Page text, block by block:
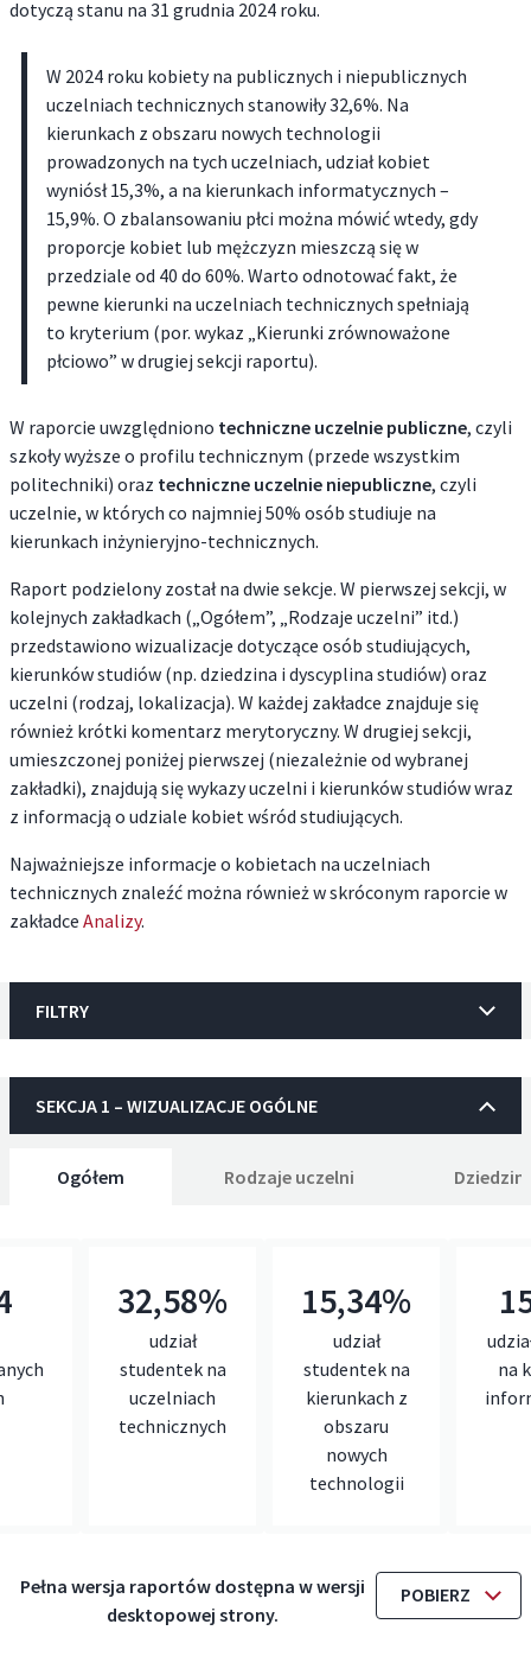
dotyczą stanu na 31 grudnia 2024 roku.
W 2024 roku kobiety na publicznych i niepublicznych
uczelniach technicznych stanowiły 32,6%. Na
kierunkach z obszaru nowych technologii
prowadzonych na tych uczelniach, udział kobiet
wyniósł 15,3%, a na kierunkach informatycznych –
15,9%. O zbalansowaniu płci można mówić wtedy, gdy
proporcje kobiet lub mężczyzn mieszczą się w
przedziale od 40 do 60%. Warto odnotować fakt, że
pewne kierunki na uczelniach technicznych spełniają
to kryterium (por. wykaz „Kierunki zrównoważone
płciowo” w drugiej sekcji raportu).
W raporcie uwzględniono techniczne uczelnie publiczne, czyli
szkoły wyższe o profilu technicznym (przede wszystkim
politechniki) oraz techniczne uczelnie niepubliczne, czyli
uczelnie, w których co najmniej 50% osób studiuje na
kierunkach inżynieryjno-technicznych.
Raport podzielony został na dwie sekcje. W pierwszej sekcji, w
kolejnych zakładkach („Ogółem”, „Rodzaje uczelni” itd.)
przedstawiono wizualizacje dotyczące osób studiujących,
kierunków studiów (np. dziedzina i dyscyplina studiów) oraz
uczelni (rodzaj, lokalizacja). W każdej zakładce znajduje się
również krótki komentarz merytoryczny. W drugiej sekcji,
umieszczonej poniżej pierwszej (niezależnie od wybranej
zakładki), znajdują się wykazy uczelni i kierunków studiów wraz
z informacją o udziale kobiet wśród studiujących.
Najważniejsze informacje o kobietach na uczelniach
technicznych znaleźć można również w skróconym raporcie w
zakładce Analizy.
FILTRY
SEKCJA 1 – WIZUALIZACJE OGÓLNE
Ogółem Rodzaje uczelni
32,58%
udział
studentek na
uczelniach
technicznych
15,34%
udział
studentek na
kierunkach z
obszaru
nowych
technologii
na
POBIERZ
Pełna wersja raportów dostępna w wersji
desktopowej strony.